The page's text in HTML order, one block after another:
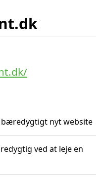
bæredygtigt nyt website
ved at leje en